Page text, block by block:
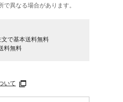
異なる​場合が​あります。
で基本送料無料
料無料
いて